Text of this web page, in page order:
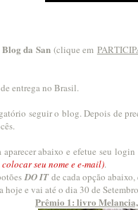
da San (clique em
entrega no Brasil.
seguir o blog. Depois de
abaixo e efetue seu login
colocar seu nome e e-mail).
DO IT de cada opção abaixo,
hoje e vai até o dia 30 de
Prêmio 1: livro